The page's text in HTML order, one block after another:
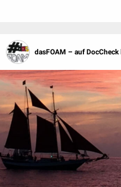
dasFOAM – auf DocCheck